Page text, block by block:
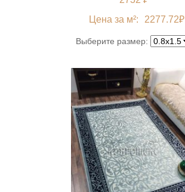
Цена за м²:
2277.72₽
Выберите размер: